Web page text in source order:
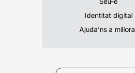
Identitat digital
Ajuda’ns a